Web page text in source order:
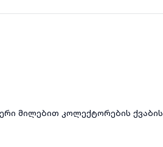
მილებით კოლექტორების ქვაბის